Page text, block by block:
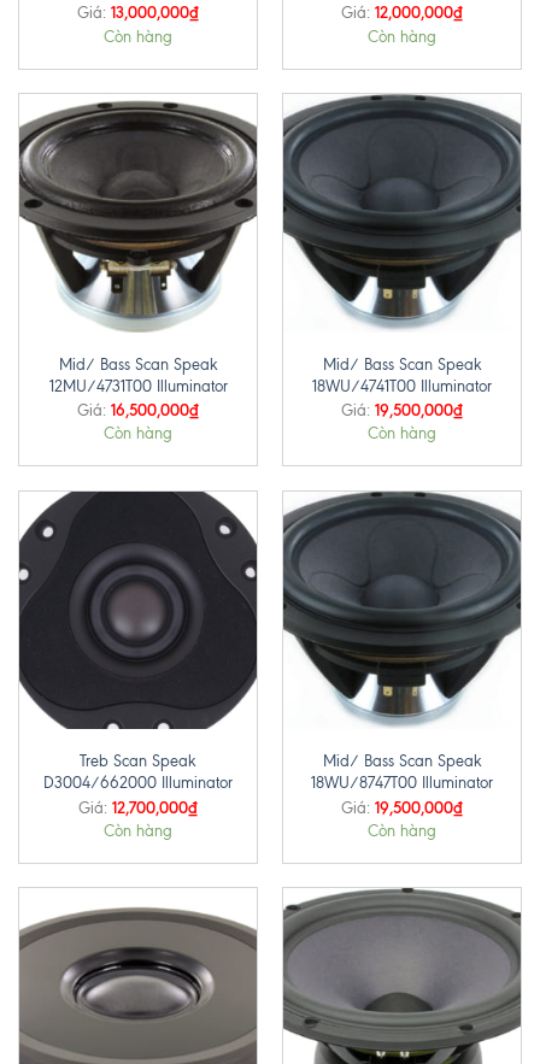
Giá: 13,000,000₫
Còn hàng
Giá: 12,000,000₫
Còn hàng
Mid/ Bass Scan Speak
12MU/4731T00 Illuminator
Giá: 16,500,000₫
Còn hàng
Mid/ Bass Scan Speak
18WU/4741T00 Illuminator
Giá: 19,500,000₫
Còn hàng
Treb Scan Speak
D3004/662000 Illuminator
Giá: 12,700,000₫
Còn hàng
Mid/ Bass Scan Speak
18WU/8747T00 Illuminator
Giá: 19,500,000₫
Còn hàng